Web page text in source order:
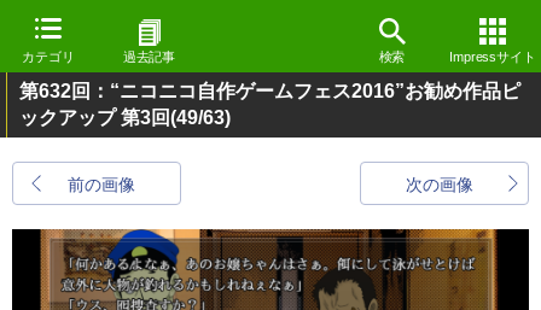
カテゴリ 過去記事 検索 Impressサイト
第632回：“ニコニコ自作ゲームフェス2016”お勧め作品ピ
ックアップ 第3回(49/63)
前の画像 次の画像